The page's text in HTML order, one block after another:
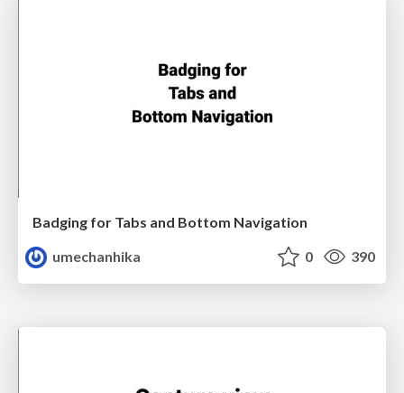
Badging for Tabs and Bottom Navigation
umechanhika
0 390